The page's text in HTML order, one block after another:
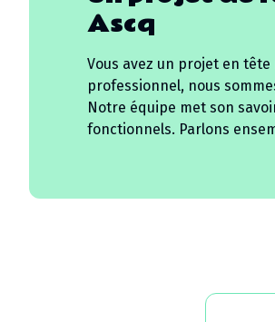
Ascq
Vous avez un projet en
professionnel, nous
Notre équipe met son
fonctionnels. Parlons